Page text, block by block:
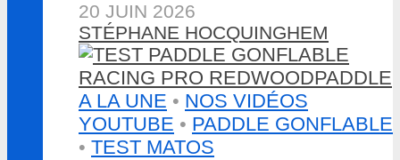
20 JUIN 2026
STÉPHANE HOCQUINGHEM
A LA UNE • NOS VIDÉOS
YOUTUBE • PADDLE GONFLABLE
• TEST MATOS